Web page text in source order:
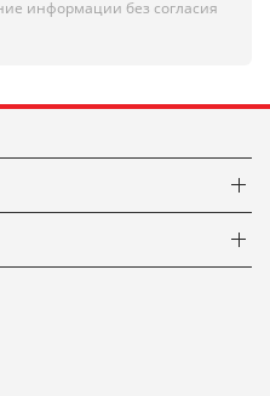
информации без согласия